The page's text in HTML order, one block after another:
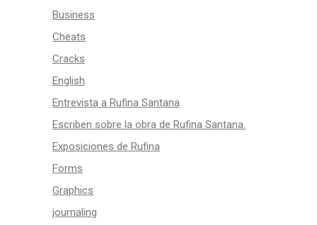
Business
Cheats
Cracks
English
Entrevista a Rufina Santana
Escriben sobre la obra de Rufina Santana.
Exposiciones de Rufina
Forms
Graphics
journaling